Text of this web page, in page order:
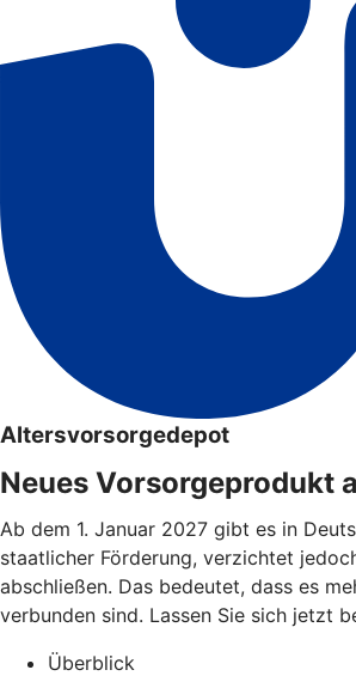
Altersvorsorgedepot
Neues Vorsorgeprodukt
Ab dem 1. Januar 2027 gibt es in
staatlicher Förderung, verzichtet
abschließen. Das bedeutet, dass es
verbunden sind. Lassen Sie sich jetzt
Überblick